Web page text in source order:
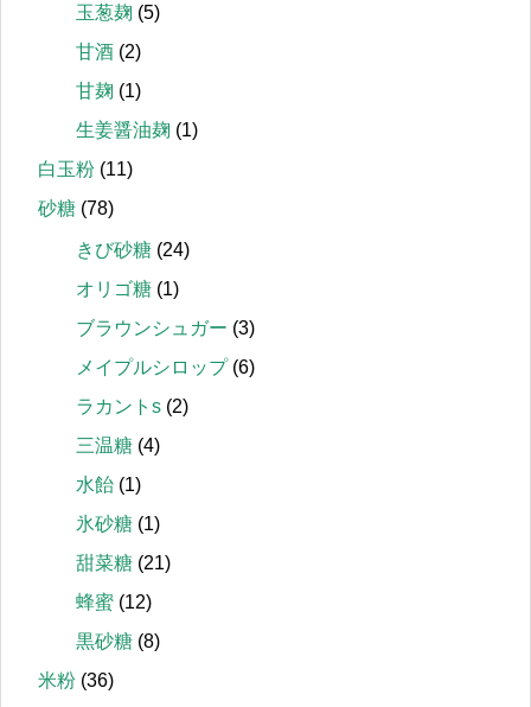
玉葱麹 (5)
甘酒 (2)
甘麹 (1)
生姜醤油麹 (1)
白玉粉 (11)
砂糖 (78)
きび砂糖 (24)
オリゴ糖 (1)
ブラウンシュガー (3)
メイプルシロップ(6)
ラカントs (2)
三温糖 (4)
水飴 (1)
氷砂糖 (1)
甜菜糖 (21)
蜂蜜 (12)
黒砂糖 (8)
米粉 (36)